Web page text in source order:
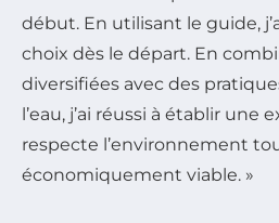
début. En utilisant le guide,
choix dès le départ. En
diversifiées avec des
l’eau, j’ai réussi à établir une
respecte l’environnement
économiquement viable. »